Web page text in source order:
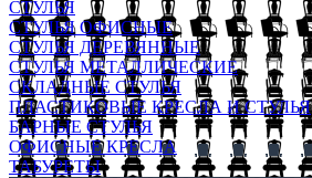
СТУЛЬЯ
СТУЛЬЯ ОФИСНЫЕ
СТУЛЬЯ ДЕРЕВЯННЫЕ
СТУЛЬЯ МЕТАЛЛИЧЕСКИЕ
СКЛАДНЫЕ СТУЛЬЯ
ПЛАСТИКОВЫЕ КРЕСЛА И СТУЛЬЯ
БАРНЫЕ СТУЛЬЯ
ОФИСНЫЕ КРЕСЛА
ТАБУРЕТЫ